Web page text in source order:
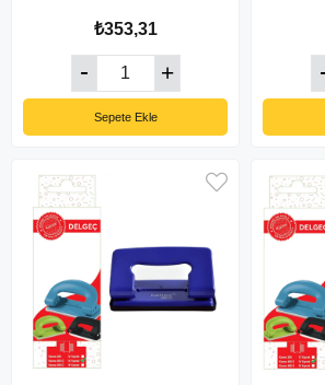
₺353,31
Sepete Ekle